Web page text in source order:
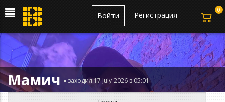
Регистрация
Войти
Мамич заходил 17 July 2026 в 05:01
0